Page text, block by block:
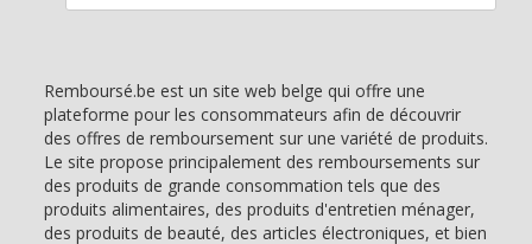
Remboursé.be est un site web belge qui offre une
plateforme pour les consommateurs afin de découvrir
des offres de remboursement sur une variété de produits.
Le site propose principalement des remboursements sur
des produits de grande consommation tels que des
produits alimentaires, des produits d'entretien ménager,
des produits de beauté, des articles électroniques, et bien